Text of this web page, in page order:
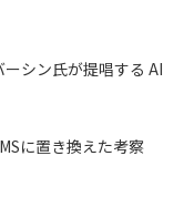
シン氏が提唱する AI
に置き換えた考察